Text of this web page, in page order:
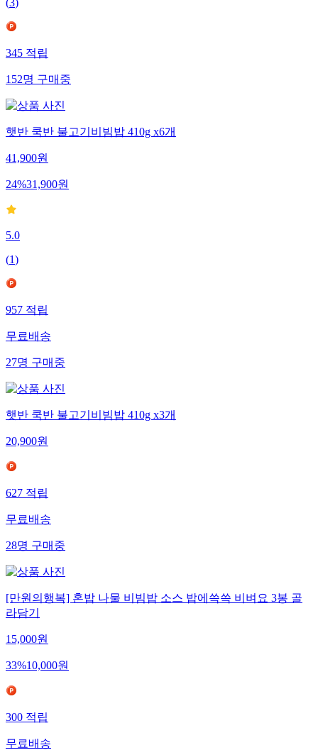
(3)
345적립
152명구매중
햇반 쿡반 불고기비빔밥 410g x6개
41,900원
24%31,900원
5.0
(1)
957적립
무료배송
27명구매중
햇반 쿡반 불고기비빔밥 410g x3개
20,900원
627적립
무료배송
28명구매중
[만원의행복] 혼밥 나물 비빔밥 소스 밥에쓱쓱 비벼요 3봉 골
라담기
15,000원
33%10,000원
300적립
무료배송